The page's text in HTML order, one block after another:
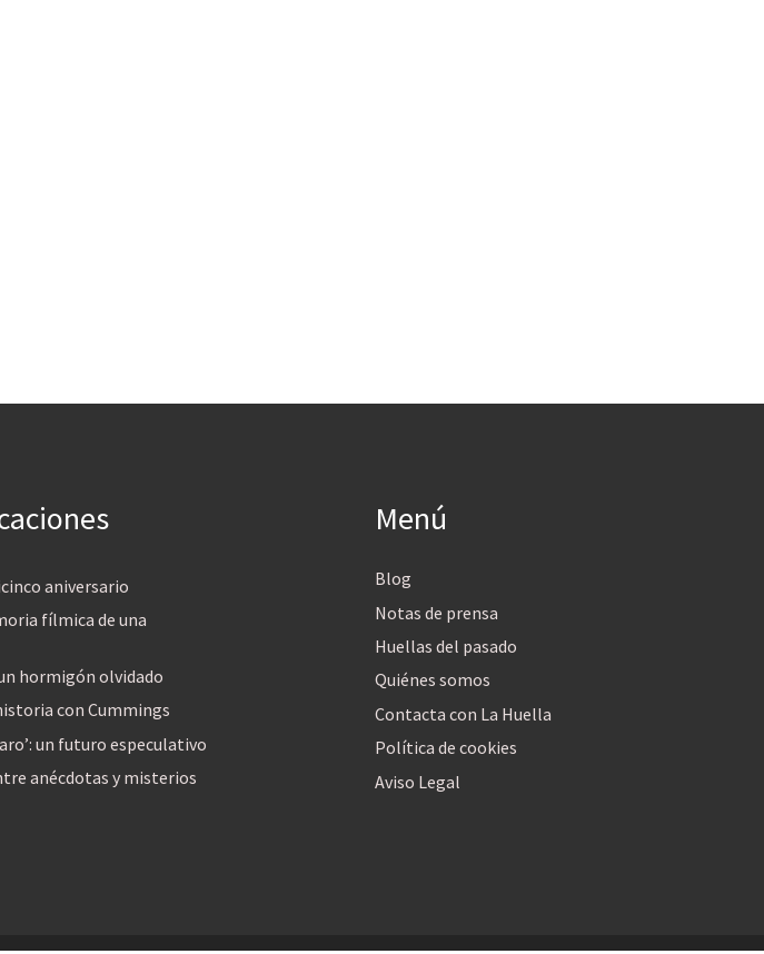
aniversario
fílmica de una
hormigón olvidado
con Cummings
un futuro especulativo
anécdotas y misterios
Menú
Blog
Notas de prensa
Huellas del pasado
Quiénes somos
Contacta con La Huella
Política de cookies
Aviso Legal